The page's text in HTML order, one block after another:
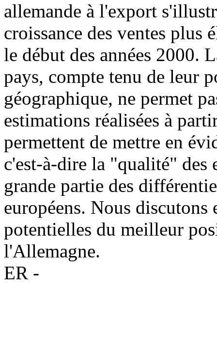
allemande à l'export
croissance des ventes plus
le début des années 2000.
pays, compte tenu de leur
géographique, ne permet
estimations réalisées à
permettent de mettre en
c'est-à-dire la "qualité"
grande partie des
européens. Nous discutons
potentielles du meilleur
l'Allemagne.
ER -